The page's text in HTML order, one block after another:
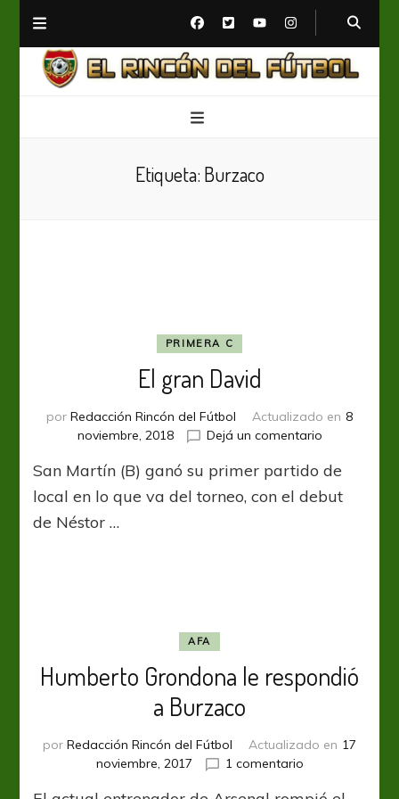
Etiqueta: Burzaco
PRIMERA C
El gran David
por Redacción Rincón del Fútbol Actualizado en 8
noviembre, 2018
Dejá un comentarioen
gran
David
San Martín (B) ganó su primer partido de
local en lo que va del torneo, con el debut
de Néstor …
AFA
Humberto Grondona le respondió
a Burzaco
por Redacción Rincón del Fútbol Actualizado en 17
noviembre, 2017
1 comentarioen